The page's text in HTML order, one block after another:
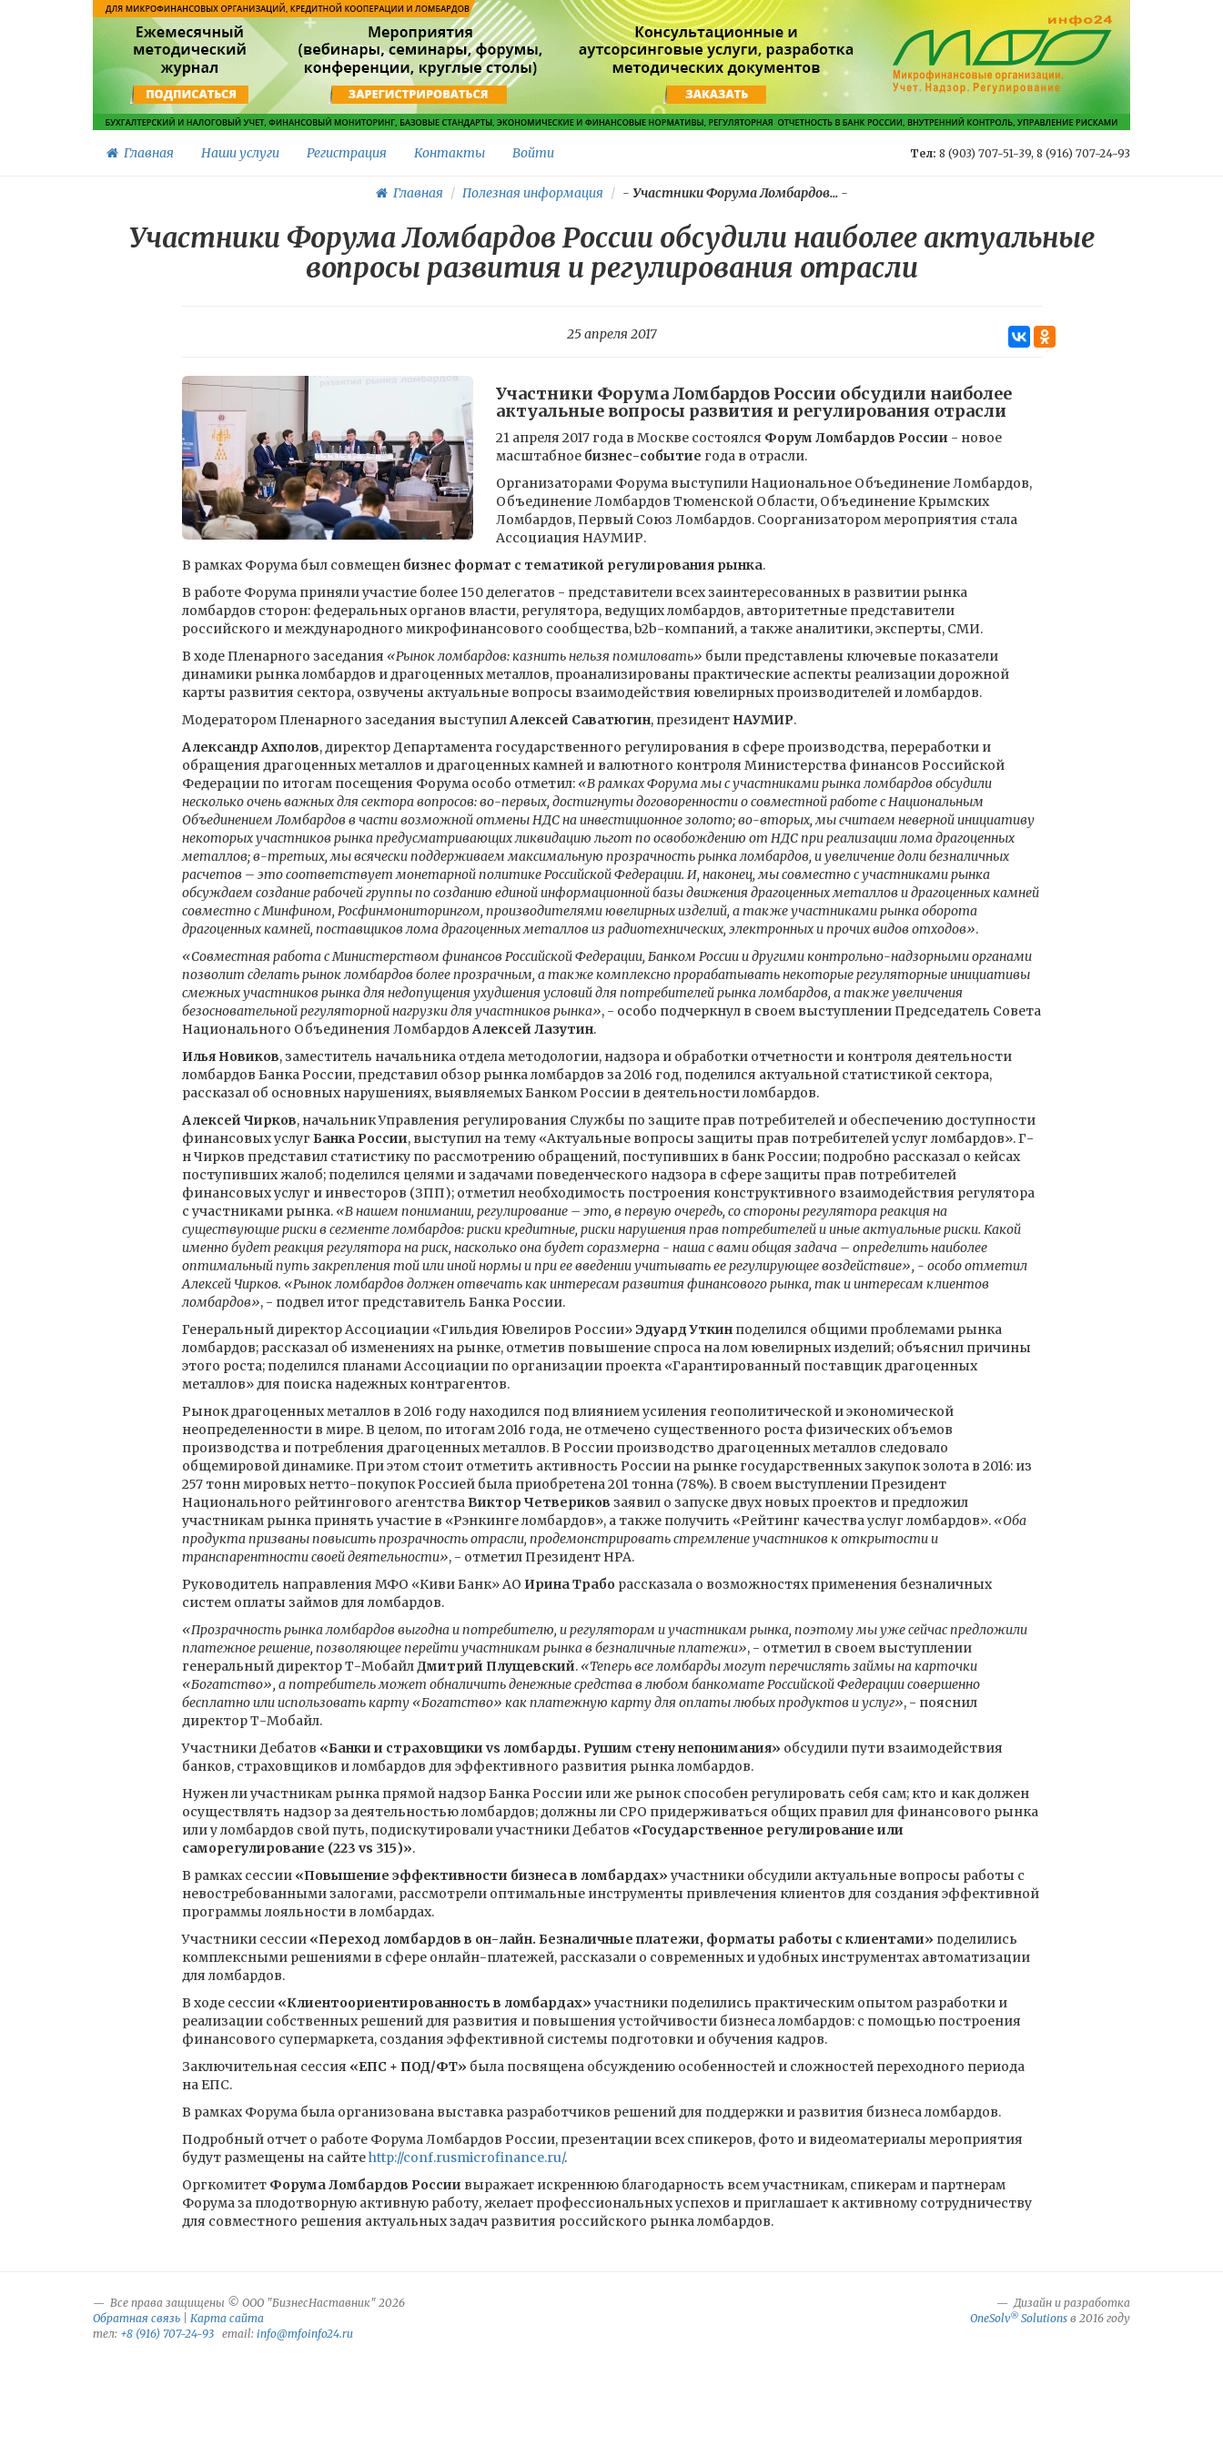
Главная Наши услуги Регистрация Контакты Войти Тел: 8 (903) 707-51-39, 8 (916) 707-24-93
Главная Полезная информация - Участники Форума Ломбардов...-
Участники Форума Ломбардов России обсудили наиболее актуальные
вопросы развития и регулирования отрасли
25 апреля 2017
Участники Форума Ломбардов России обсудили наиболее
актуальные вопросы развития и регулирования отрасли
21 апреля 2017 года в Москве состоялся Форум Ломбардов России - новое
масштабное бизнес-событие года в отрасли.
Организаторами Форума выступили Национальное Объединение Ломбардов,
Объединение Ломбардов Тюменской Области, Объединение Крымских
Ломбардов, Первый Союз Ломбардов. Соорганизатором мероприятия стала
Ассоциация НАУМИР.
В рамках Форума был совмещен бизнес формат с тематикой регулирования рынка.
В работе Форума приняли участие более 150 делегатов - представители всех заинтересованных в развитии рынка
ломбардов сторон: федеральных органов власти, регулятора, ведущих ломбардов, авторитетные представители
российского и международного микрофинансового сообщества, b2b-компаний, а также аналитики, эксперты, СМИ.
В ходе Пленарного заседания «Рынок ломбардов: казнить нельзя помиловать» были представлены ключевые показатели
динамики рынка ломбардов и драгоценных металлов, проанализированы практические аспекты реализации дорожной
карты развития сектора, озвучены актуальные вопросы взаимодействия ювелирных производителей и ломбардов.
Модератором Пленарного заседания выступилАлексей Саватюгин, президент НАУМИР.
Александр Ахполов, директор Департамента государственного регулирования в сфере производства, переработки и
обращения драгоценных металлов и драгоценных камней и валютного контроля Министерства финансов Российской
Федерации по итогам посещения Форума особо отметил: «В рамках Форума мы с участниками рынка ломбардов обсудили
несколько очень важных для сектора вопросов: во-первых, достигнуты договоренности о совместной работе с Национальным
Объединением Ломбардов в части возможной отмены НДС на инвестиционное золото; во-вторых, мы считаем неверной инициативу
некоторых участников рынка предусматривающих ликвидацию льгот по освобождению от НДС при реализации лома драгоценных
металлов; в-третьих, мы всячески поддерживаем максимальную прозрачность рынка ломбардов, и увеличение доли безналичных
расчетов – это соответствует монетарной политике Российской Федерации. И, наконец, мы совместно с участниками рынка
обсуждаем создание рабочей группы по созданию единой информационной базы движения драгоценных металлов и драгоценных камней
совместно с Минфином, Росфинмониторингом, производителями ювелирных изделий, а также участниками рынка оборота
драгоценных камней, поставщиков лома драгоценных металлов из радиотехнических, электронных и прочих видов отходов».
«Совместная работа с Министерством финансов Российской Федерации, Банком России и другими контрольно-надзорными органами
позволит сделать рынок ломбардов более прозрачным, а также комплексно прорабатывать некоторые регуляторные инициативы
смежных участников рынка для недопущения ухудшения условий для потребителей рынка ломбардов, а также увеличения
безосновательной регуляторной нагрузки для участников рынка», - особо подчеркнул в своем выступлении Председатель Совета
Национального Объединения ЛомбардовАлексей Лазутин.
Илья Новиков, заместитель начальника отдела методологии, надзора и обработки отчетности и контроля деятельности
ломбардов Банка России, представил обзор рынка ломбардов за 2016 год, поделился актуальной статистикой сектора,
рассказал об основных нарушениях, выявляемых Банком России в деятельности ломбардов.
Алексей Чирков, начальник Управления регулирования Службы по защите прав потребителей и обеспечению доступности
финансовых услуг Банка России, выступил на тему «Актуальные вопросы защиты прав потребителей услуг ломбардов». Г-
н Чирков представил статистику по рассмотрению обращений, поступивших в банк России; подробно рассказал о кейсах
поступивших жалоб; поделился целями и задачами поведенческого надзора в сфере защиты прав потребителей
финансовых услуг и инвесторов (ЗПП); отметил необходимость построения конструктивного взаимодействия регулятора
с участниками рынка. «В нашем понимании, регулирование – это, в первую очередь, со стороны регулятора реакция на
существующие риски в сегменте ломбардов: риски кредитные, риски нарушения прав потребителей и иные актуальные риски. Какой
именно будет реакция регулятора на риск, насколько она будет соразмерна - наша с вами общая задача – определить наиболее
оптимальный путь закрепления той или иной нормы и при ее введении учитывать ее регулирующее воздействие», - особо отметил
Алексей Чирков. «Рынок ломбардов должен отвечать как интересам развития финансового рынка, так и интересам клиентов
ломбардов», - подвел итог представитель Банка России.
Генеральный директор Ассоциации «Гильдия Ювелиров России» Эдуард Уткинподелился общими проблемами рынка
ломбардов; рассказал об изменениях на рынке, отметив повышение спроса на лом ювелирных изделий; объяснил причины
этого роста; поделился планами Ассоциации по организации проекта «Гарантированный поставщик драгоценных
металлов» для поиска надежных контрагентов.
Рынок драгоценных металлов в 2016 году находился под влиянием усиления геополитической и экономической
неопределенности в мире. В целом, по итогам 2016 года, не отмечено существенного роста физических объемов
производства и потребления драгоценных металлов. В России производство драгоценных металлов следовало
общемировой динамике. При этом стоит отметить активность России на рынке государственных закупок золота в 2016: из
257 тонн мировых нетто-покупок Россией была приобретена 201 тонна (78%). В своем выступлении Президент
Национального рейтингового агентстваВиктор Четвериков заявил о запуске двух новых проектов и предложил
участникам рынка принять участие в «Рэнкинге ломбардов», а также получить «Рейтинг качества услуг ломбардов». «Оба
продукта призваны повысить прозрачность отрасли, продемонстрировать стремление участников к открытости и
транспарентности своей деятельности», - отметил Президент НРА.
Руководитель направления МФО «Киви Банк» АО Ирина Траборассказала о возможностях применения безналичных
систем оплаты займов для ломбардов.
«Прозрачность рынка ломбардов выгодна и потребителю, и регуляторам и участникам рынка, поэтому мы уже сейчас предложили
платежное решение, позволяющее перейти участникам рынка в безналичные платежи», - отметил в своем выступлении
генеральный директор Т-МобайлДмитрий Плущевский. «Теперь все ломбарды могут перечислять займы на карточки
«Богатство», а потребитель может обналичить денежные средства в любом банкомате Российской Федерации совершенно
бесплатно или использовать карту «Богатство» как платежную карту для оплаты любых продуктов и услуг», - пояснил
директор Т-Мобайл.
Участники Дебатов «Банки и страховщики vs ломбарды. Рушим стену непонимания» обсудили пути взаимодействия
банков, страховщиков и ломбардов для эффективного развития рынка ломбардов.
Нужен ли участникам рынка прямой надзор Банка России или же рынок способен регулировать себя сам; кто и как должен
осуществлять надзор за деятельностью ломбардов; должны ли СРО придерживаться общих правил для финансового рынка
или у ломбардов свой путь, подискутировали участники Дебатов «Государственное регулирование или
саморегулирование (223 vs 315)».
В рамках сессии «Повышение эффективности бизнеса в ломбардах»участники обсудили актуальные вопросы работы с
невостребованными залогами, рассмотрели оптимальные инструменты привлечения клиентов для создания эффективной
программы лояльности в ломбардах.
Участники сессии «Переход ломбардов в он-лайн. Безналичные платежи, форматы работы с клиентами» поделились
комплексными решениями в сфере онлайн-платежей, рассказали о современных и удобных инструментах автоматизации
для ломбардов.
В ходе сессии «Клиентоориентированность в ломбардах»участники поделились практическим опытом разработки и
реализации собственных решений для развития и повышения устойчивости бизнеса ломбардов: с помощью построения
финансового супермаркета, создания эффективной системы подготовки и обучения кадров.
Заключительная сессия «ЕПС + ПОД/ФТ» была посвящена обсуждению особенностей и сложностей переходного периода
на ЕПС.
В рамках Форума была организована выставка разработчиков решений для поддержки и развития бизнеса ломбардов.
Подробный отчет о работе Форума Ломбардов России, презентации всех спикеров, фото и видеоматериалы мероприятия
будут размещены на сайтеhttp://conf.rusmicrofinance.ru/.
Оргкомитет Форума Ломбардов России выражает искреннюю благодарность всем участникам, спикерам и партнерам
Форума за плодотворную активную работу, желает профессиональных успехов и приглашает к активному сотрудничеству
для совместного решения актуальных задач развития российского рынка ломбардов.
Все права защищены © ООО "БизнесНаставник" 2026
Обратная связь
Карта сайта
тел: +8 (916) 707-24-93 email: info@mfoinfo24.ru
Дизайн и разработка
OneSolv® Solutions в 2016 году